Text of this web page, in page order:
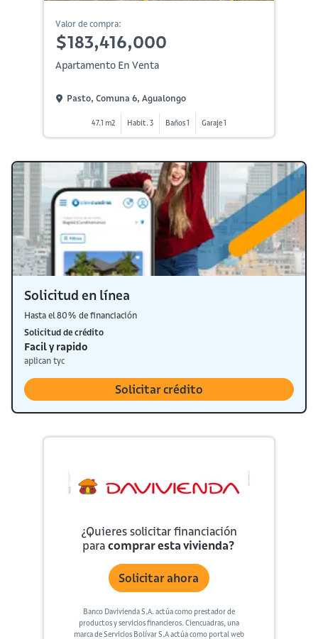
Valor de compra:
$183,416,000
Apartamento En Venta
Pasto, Comuna 6, Agualongo
47.1 m2 Habit. 3 Baños 1 Garaje 1
Solicitud en línea
Hasta el 80% de financiación
Solicitud de crédito
Facil y rapido
aplican tyc
Solicitar crédito
¿Quieres solicitar financiación
paracomprar esta vivienda?
Solicitar ahora
Banco Davivienda S.A. actúa como prestador de
productos y servicios financieros. Ciencuadras, una
marca de Servicios Bolívar S.A actúa como portal web